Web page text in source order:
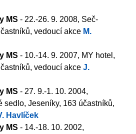
MS - 22.-26. 9. 2008, Seč-
vedoucí akce M.
MS - 10.-14. 9. 2007, MY hotel,
vedoucí akce J.
MS - 27. 9.-1. 10. 2004,
sedlo, Jeseníky, 163 účastníků,
Havlíček
MS - 14.-18. 10. 2002,